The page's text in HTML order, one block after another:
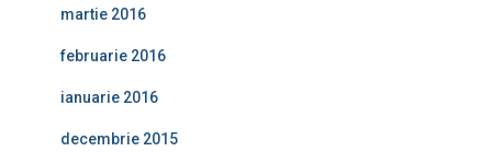
martie 2016
februarie 2016
ianuarie 2016
decembrie 2015